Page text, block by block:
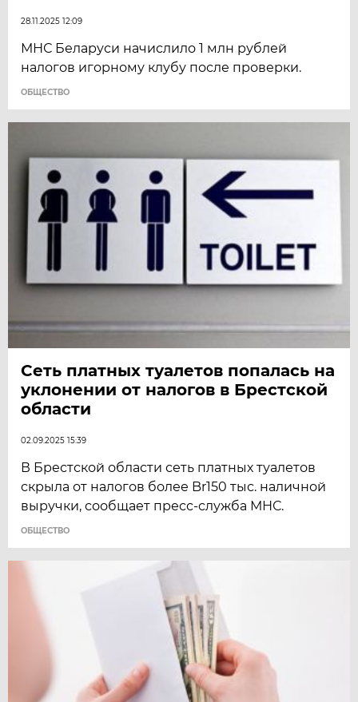
28.11.2025 12:09
МНС Беларуси начислило 1 млн рублей
налогов игорному клубу после проверки.
ОБЩЕСТВО
Сеть платных туалетов попалась на
уклонении от налогов в Брестской
области
02.09.2025 15:39
В Брестской области сеть платных туалетов
скрыла от налогов более Br150 тыс. наличной
выручки, сообщает пресс-служба МНС.
ОБЩЕСТВО